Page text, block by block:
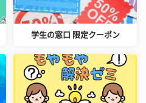
学生の窓口 限定クーポン